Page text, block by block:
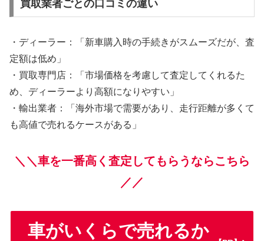
買取業者ごとの口コミの違い
・ディーラー：「新車購入時の手続きがスムーズだが、査
定額は低め」
・買取専門店：「市場価格を考慮して査定してくれるた
め、ディーラーより高額になりやすい」
・輸出業者：「海外市場で需要があり、走行距離が多くて
も高値で売れるケースがある」
＼＼車を一番高く査定してもらうならこちら
／／
車がいくらで売れるか